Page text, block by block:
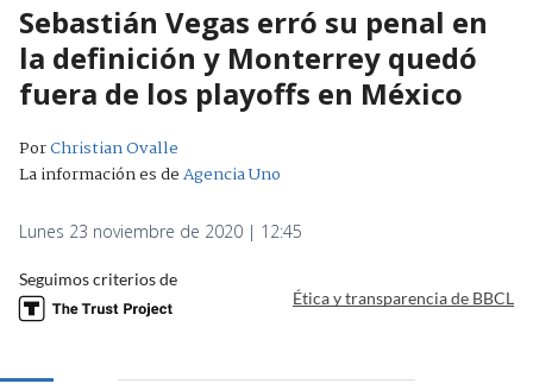
Sebastián Vegas erró su penal en
la definición y Monterrey quedó
fuera de los playoffs en México
PorChristian Ovalle
La información es deAgencia Uno
Lunes 23 noviembre de 2020 | 12:45
Seguimos criterios de
Ética y transparencia de BBCL